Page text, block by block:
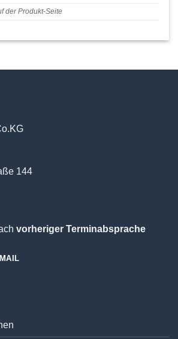
der Produkt-Seite
144
vorheriger Terminabsprache